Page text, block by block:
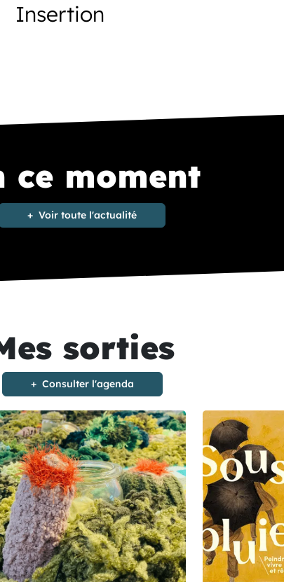
Insertion
ce moment
Voir toute l'actualité
sorties
Consulter l'agenda